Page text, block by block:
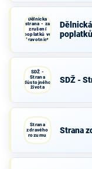
Dělnická
strana - za
zrušení
poplatků ve
zdravotnictví
SDŽ -
Strana
důstojného
života
SDŽ -
Strana
zdravého
rozumu
Strana